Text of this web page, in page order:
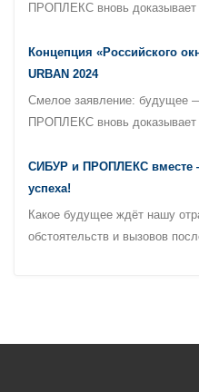
ПРОПЛЕКС вновь доказывает
Концепция «Российского
URBAN 2024
Смелое заявление: будущее
ПРОПЛЕКС вновь доказывает
СИБУР и ПРОПЛЕКС вместе
успеха!
Какое будущее ждёт нашу
обстоятельств и вызовов